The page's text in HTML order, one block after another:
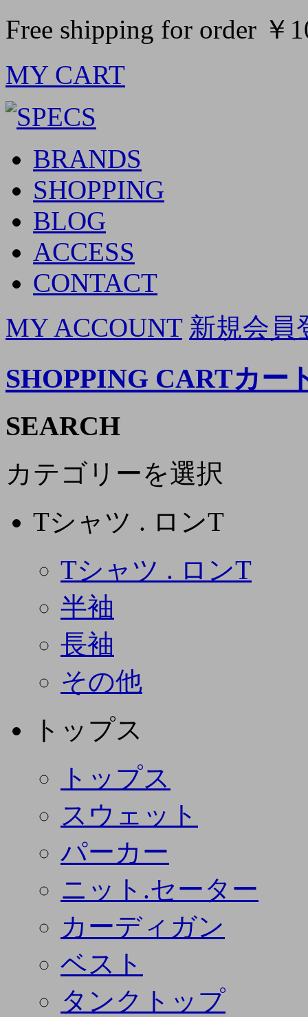
Free shipping for order ￥
MY CART
BRANDS
SHOPPING
BLOG
ACCESS
CONTACT
MY ACCOUNT 新規会員
SHOPPING CARTカー
SEARCH
カテゴリーを選択
Tシャツ . ロンT
Tシャツ . ロンT
半袖
長袖
その他
トップス
トップス
スウェット
パーカー
ニット.セーター
カーディガン
ベスト
タンクトップ